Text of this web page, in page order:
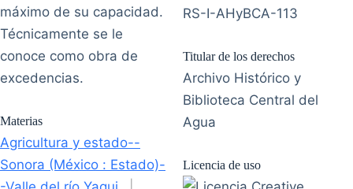
máximo de su capacidad.
Técnicamente se le
conoce como obra de
excedencias.
Materias
Agricultura y estado--
Sonora (México : Estado)-
RS-I-AHyBCA-113
Titular de los derechos
Archivo Histórico y
Biblioteca Central del
Agua
Licencia de uso